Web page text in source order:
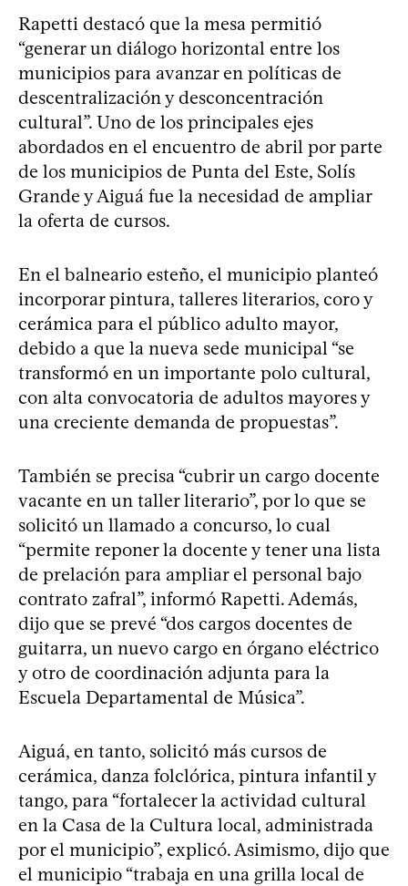
Rapetti destacó que la mesa permitió
“generar un diálogo horizontal entre los
municipios para avanzar en políticas de
descentralización y desconcentración
cultural”. Uno de los principales ejes
abordados en el encuentro de abril por parte
de los municipios de Punta del Este, Solís
Grande y Aiguá fue la necesidad de ampliar
la oferta de cursos.
En el balneario esteño, el municipio planteó
incorporar pintura, talleres literarios, coro y
cerámica para el público adulto mayor,
debido a que la nueva sede municipal “se
transformó en un importante polo cultural,
con alta convocatoria de adultos mayores y
una creciente demanda de propuestas”.
También se precisa “cubrir un cargo docente
vacante en un taller literario”, por lo que se
solicitó un llamado a concurso, lo cual
“permite reponer la docente y tener una lista
de prelación para ampliar el personal bajo
contrato zafral”, informó Rapetti. Además,
dijo que se prevé “dos cargos docentes de
guitarra, un nuevo cargo en órgano eléctrico
y otro de coordinación adjunta para la
Escuela Departamental de Música”.
Aiguá, en tanto, solicitó más cursos de
cerámica, danza folclórica, pintura infantil y
tango, para “fortalecer la actividad cultural
en la Casa de la Cultura local, administrada
por el municipio”, explicó. Asimismo, dijo que
el municipio “trabaja en una grilla local de